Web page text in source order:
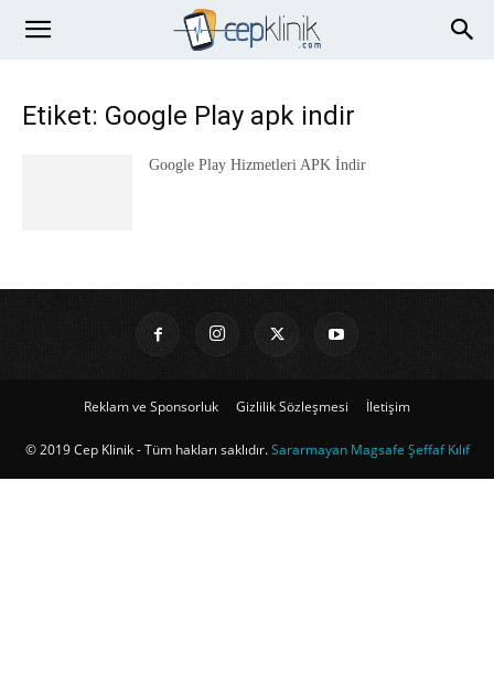
Etiket: Google Play apk indir
Google Play Hizmetleri APK İndir
Reklam ve Sponsorluk Gizlilik Sözleşmesi İletişim
© 2019 Cep Klinik - Tüm hakları saklıdır.Sararmayan Magsafe Şeffaf Kılıf